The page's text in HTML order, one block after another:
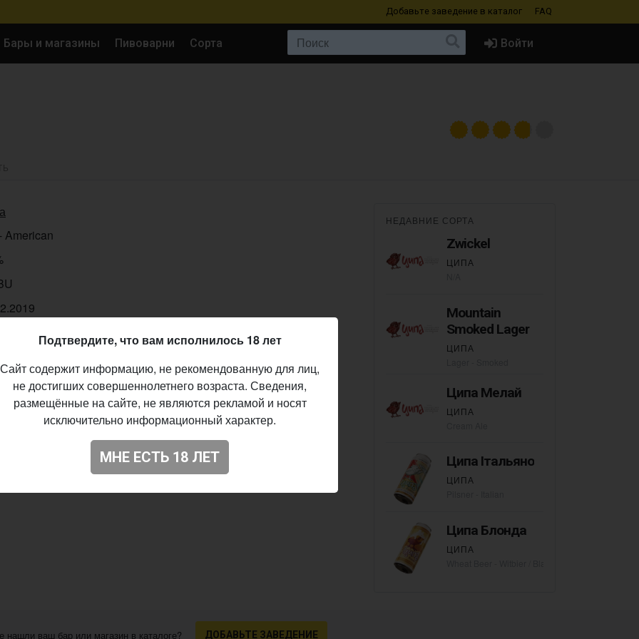
Добавьте заведение в каталог FAQ
Бары и магазины Пивоварни Сорта Войти
American
НЕДАВНИЕ СОРТА
Zwickel
ЦИПА
Mountain
Smoked Lager
ЦИПА
Ципа Мелай
ЦИПА
Ципа Італьяно
ЦИПА
Ципа Блонда
ЦИПА
нашли ваш бар или магазин в каталоге? ДОБАВЬТЕ ЗАВЕДЕНИЕ
Подтвердите, что вам исполнилось 18 лет
Сайт содержит информацию, не рекомендованную для лиц,
не достигших совершеннолетнего возраста. Сведения,
размещённые на сайте, не являются рекламой и носят
исключительно информационный характер.
МНЕ ЕСТЬ 18 ЛЕТ